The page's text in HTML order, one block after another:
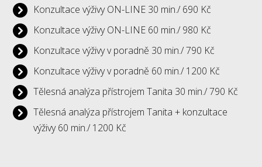
Konzultace výživy ON-LINE 30 min./ 690 Kč
Konzultace výživy ON-LINE 60 min./ 980 Kč
Konzultace výživy v poradně 30 min./ 790 Kč
Konzultace výživy v poradně 60 min./ 1200 Kč
Tělesná analýza přístrojem Tanita 30 min./ 790 Kč
Tělesná analýza přístrojem Tanita + konzultace
výživy 60 min./ 1200 Kč